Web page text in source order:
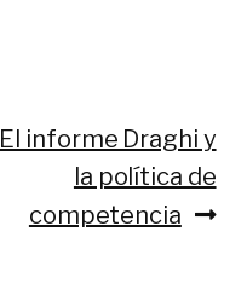
El informe Draghi y
la política de
competencia